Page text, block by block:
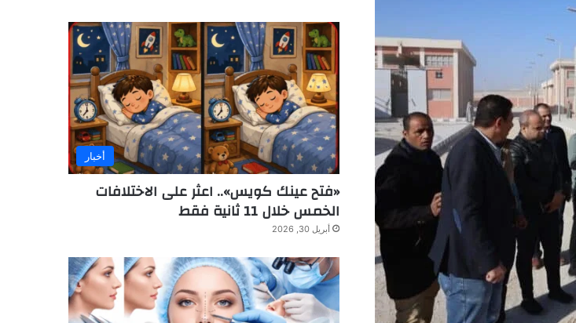
أخبار
«فتح عينك كويس».. اعثر على الاختلافات
الخمس خلال 11 ثانية فقط
أبريل 30, 2026